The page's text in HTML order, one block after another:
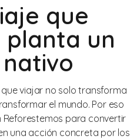
que
planta un
que viajar no solo transforma
el mundo. Por eso
Reforestemos para convertir
una acción concreta por los